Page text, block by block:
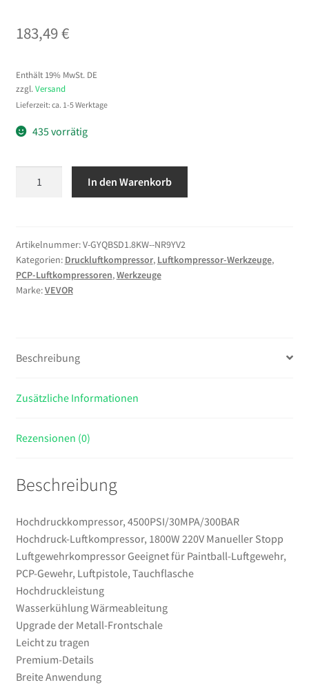
183,49€
Enthält 19% MwSt. DE
zzgl. Versand
Lieferzeit: ca. 1-5 Werktage
435 vorrätig
Luftkompressor,
1800W
220V
Manueller
für
Luftgewehr,
Gewehr,
Menge
In den Warenkorb
Artikelnummer:V-GYQBSD1.8KW--NR9YV2
Kategorien: Druckluftkompressor, Luftkompressor-Werkzeuge,
PCP-Luftkompressoren,Werkzeuge
Marke:VEVOR
Beschreibung
Zusätzliche Informationen
Rezensionen (0)
Beschreibung
Hochdruckkompressor, 4500PSI/30MPA/300BAR
Hochdruck-Luftkompressor, 1800W 220V Manueller Stopp
Luftgewehrkompressor Geeignet für Paintball-Luftgewehr,
PCP-Gewehr, Luftpistole, Tauchflasche
Hochdruckleistung
Wasserkühlung Wärmeableitung
Upgrade der Metall-Frontschale
Leicht zu tragen
Premium-Details
Breite Anwendung